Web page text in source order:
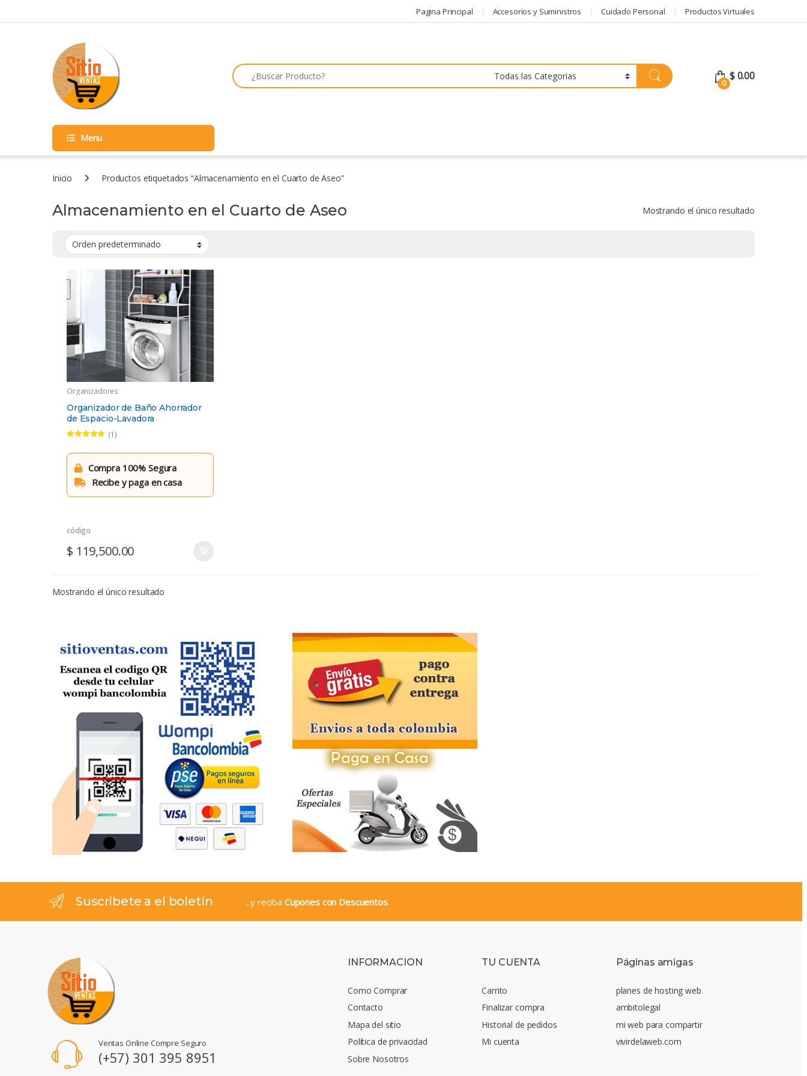
Pagina Principal Accesorios y Suministros Cuidado Personal Productos Virtuales
Search for:
0
$0.00
Menu
Inicio Productos etiquetados “Almacenamiento en el Cuarto de Aseo”
Almacenamiento en el Cuarto de Aseo Mostrando el único resultado
Organizadores
Organizador de Baño Ahorrador
de Espacio-Lavadora
5.00de 5
(1)
Compra 100% Segura
Recibe y paga en casa
código
$ 119,500.00
Mostrando el único resultado
Suscribete a el boletín ...y reciba Cupones con Descuentos
Ventas Online Compre Seguro
(+57) 301 395 8951
INFORMACION
Como Comprar
Contacto
Mapa del sitio
Política de privacidad
Sobre Nosotros
TU CUENTA
Carrito
Finalizar compra
Historial de pedidos
Mi cuenta
Páginas amigas
planes de hosting web
ambitolegal
mi web para compartir
vivirdelaweb.com